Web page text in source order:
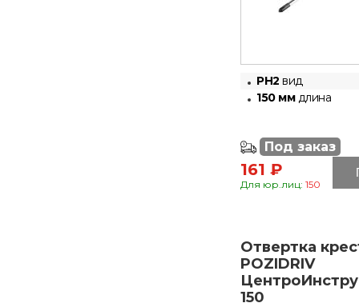
PH2 вид
150 ммдлина
Под заказ
161 ₽
Для юр.лиц: 150
Отвертка
POZIDRIV
150